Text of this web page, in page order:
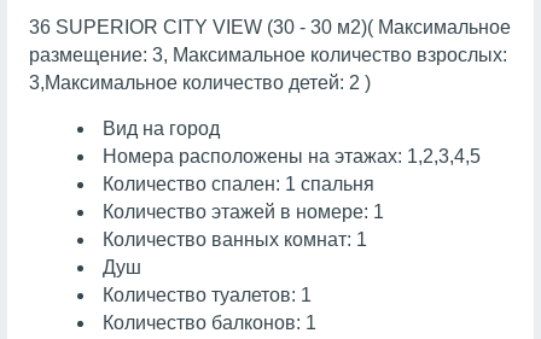
36 SUPERIOR CITY VIEW (30 - 30 м2)( Максимальное
размещение: 3, Максимальное количество взрослых:
3,Максимальное количество детей: 2 )
Вид на город
Номера расположены на этажах: 1,2,3,4,5
Количество спален: 1 спальня
Количество этажей в номере: 1
Количество ванных комнат: 1
Душ
Количество туалетов: 1
Количество балконов: 1